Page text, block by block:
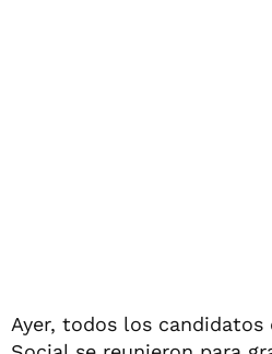
Ayer, todos los candidatos